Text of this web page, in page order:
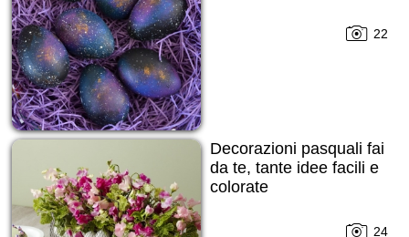
22
Decorazioni pasquali fai
da te, tante idee facili e
colorate
24